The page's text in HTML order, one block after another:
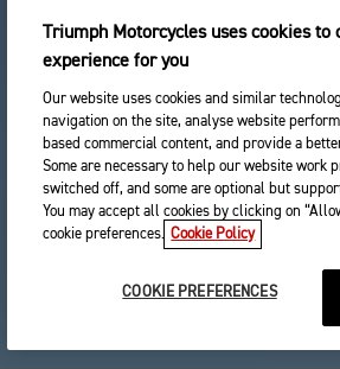
Triumph Motorcycles uses cookies to
experience for you
Our website uses cookies and similar
navigation on the site, analyse website
based commercial content, and provide a
Some are necessary to help our website work
switched off, and some are optional but
You may accept all cookies by clicking on
cookie preferences. Cookie Policy
COOKIE PREFERENCES